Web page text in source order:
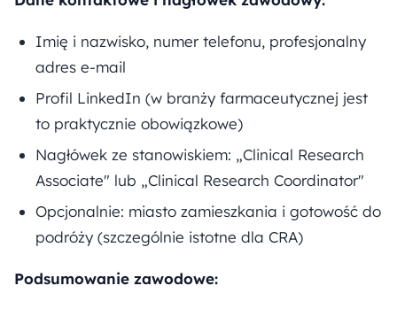
Imię i nazwisko, numer telefonu, profesjonalny
adres e-mail
Profil LinkedIn (w branży farmaceutycznej jest
to praktycznie obowiązkowe)
Nagłówek ze stanowiskiem: „Clinical Research
Associate" lub „Clinical Research Coordinator"
Opcjonalnie: miasto zamieszkania i gotowość do
podróży (szczególnie istotne dla CRA)
Podsumowanie zawodowe: